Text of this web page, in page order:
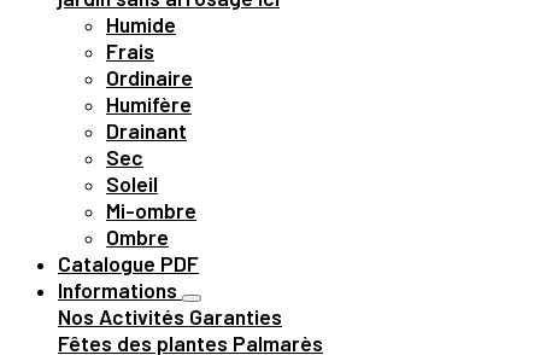
Humide
Frais
Ordinaire
Humifère
Drainant
Sec
Soleil
Mi-ombre
Ombre
Catalogue PDF
Informations
Nos Activités Garanties
Fêtes des plantes Palmarès